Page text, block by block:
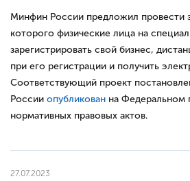
Минфин России предложил провести
которого физические лица на
зарегистрировать свой бизнес,
при его регистрации и получить
Соответствующий проект
России опубликован на Федеральном
нормативных правовых актов.
27.07.2023